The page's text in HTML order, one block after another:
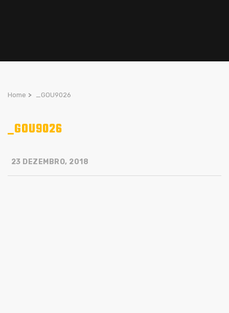
Home > _GOU9026
_GOU9026
23 DEZEMBRO, 2018